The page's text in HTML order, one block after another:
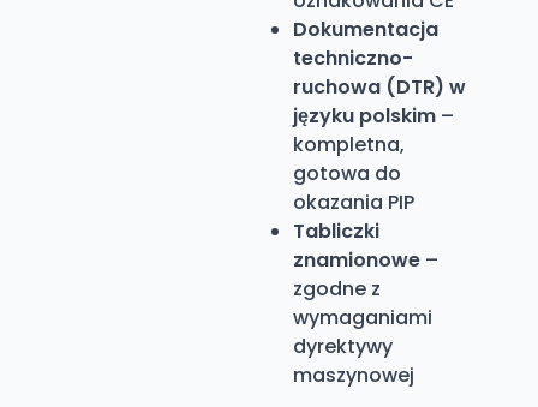
Dokumentacja
techniczno-
ruchowa (DTR) w
języku polskim –
kompletna,
gotowa do
okazania PIP
Tabliczki
znamionowe –
zgodne z
wymaganiami
dyrektywy
maszynowej